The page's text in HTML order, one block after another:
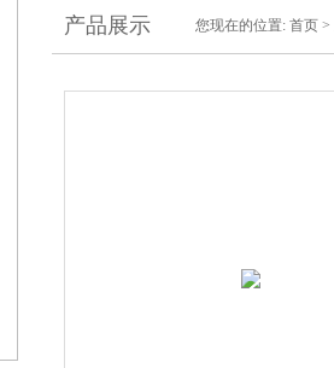
产品展示 您现在的位置: 首页 >